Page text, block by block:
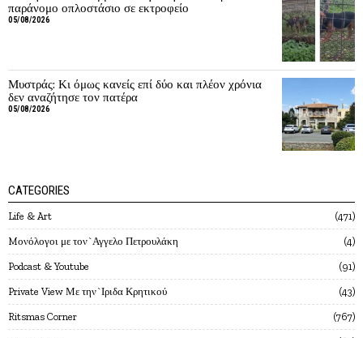
παράνομο οπλοστάσιο σε εκτροφείο
05/08/2026
Μυστράς: Κι όμως κανείς επί δύο και πλέον χρόνια
δεν αναζήτησε τον πατέρα
05/08/2026
CATEGORIES
Life & Art 471
Mονόλογοι με τον`Αγγελο Πετρουλάκη 4
Podcast & Youtube 91
Private View Με την`Ιριδα Κρητικού 43
Ritsmas Corner 767